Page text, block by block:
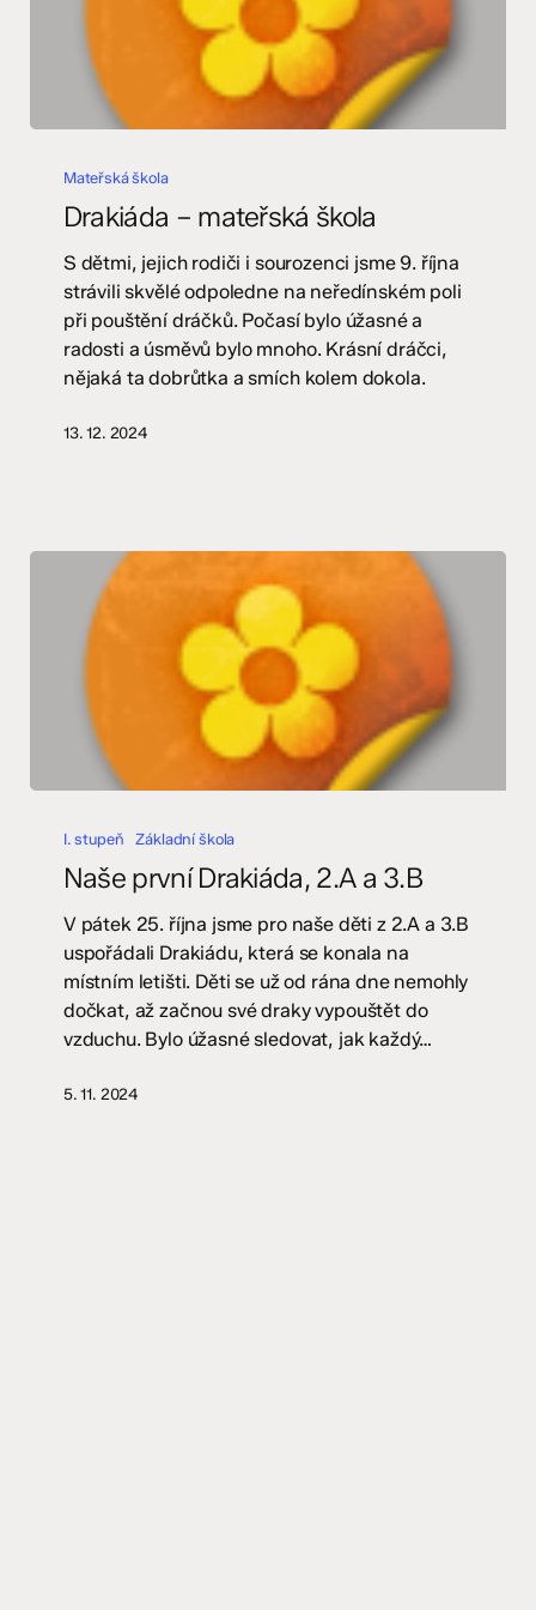
škola
Mateřská škola
Drakiáda – mateřská škola
S dětmi, jejich rodiči i sourozenci jsme 9. října
strávili skvělé odpoledne na neředínském poli
při pouštění dráčků. Počasí bylo úžasné a
radosti a úsměvů bylo mnoho. Krásní dráčci,
nějaká ta dobrůtka a smích kolem dokola.
13. 12. 2024
prvníI. stupeň Základní škola
Naše první Drakiáda, 2.A a 3.B
V pátek 25. října jsme pro naše děti z 2.A a 3.B
uspořádali Drakiádu, která se konala na
místním letišti. Děti se už od rána dne nemohly
dočkat, až začnou své draky vypouštět do
vzduchu. Bylo úžasné sledovat, jak každý…
5. 11. 2024